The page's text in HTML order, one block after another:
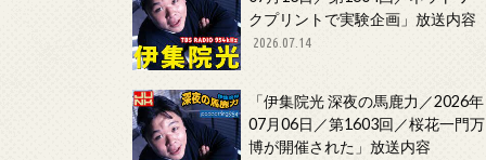
クプリントで実験企画」放送内容
2026.07.14
「伊集院光 深夜の馬鹿力／2026年
07月06日／第1603回／桜花一門万
博が開催された」放送内容